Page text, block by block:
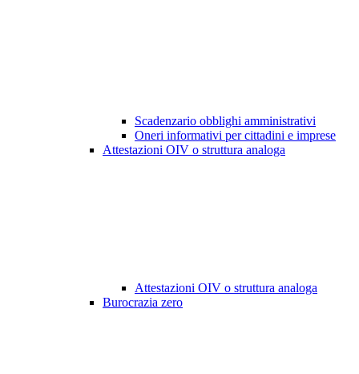
Scadenzario obblighi amministrativi
Oneri informativi per cittadini e imprese
Attestazioni OIV o struttura analoga
Attestazioni OIV o struttura analoga
Burocrazia zero